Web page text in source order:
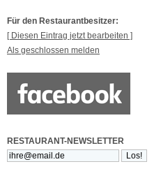
Für den Restaurantbesitzer:
[ Diesen Eintrag jetzt bearbeiten ]
Als geschlossen melden
RESTAURANT-NEWSLETTER